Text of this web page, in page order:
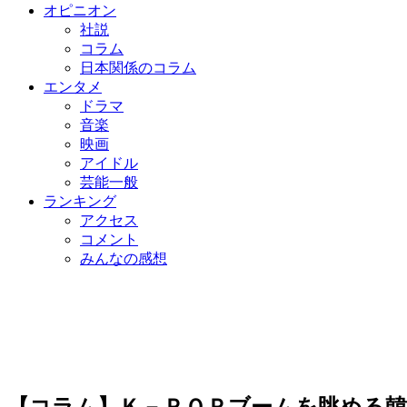
オピニオン
社説
コラム
日本関係のコラム
エンタメ
ドラマ
音楽
映画
アイドル
芸能一般
ランキング
アクセス
コメント
みんなの感想